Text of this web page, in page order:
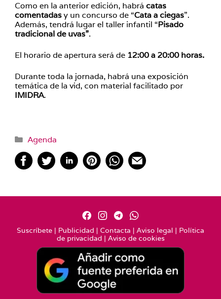
Como en la anterior edición, habrá catas
comentadasy un concurso de “Cata a ciegas”.
Además, tendrá lugar el taller infantil “Pisado
tradicional de uvas”.
El horario de apertura será de 12:00 a 20:00 horas.
Durante toda la jornada, habrá una exposición
temática de la vid, con material facilitado por
IMIDRA.
Categorías
Agenda
Suscríbete | Publicidad | Contacta | Aviso legal | Política
de privacidad | Aviso de cookies